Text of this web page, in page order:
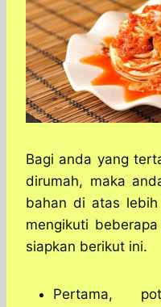
Bagi anda yang
dirumah, maka
bahan di atas
mengikuti
siapkan berikut ini.
Pertama,